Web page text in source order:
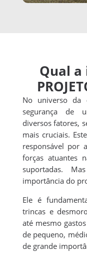
Qual
No universo da
segurança de
diversos fatores,
mais cruciais.
responsável por
forças atuantes
suportadas.
importância do
Ele é
trincas e
até mesmo
de pequeno,
de grande